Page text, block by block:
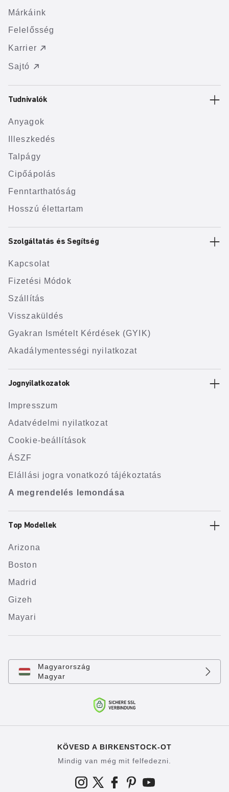
Márkáink
Felelősség
Karrier
Sajtó
Tudnivalók
Anyagok
Illeszkedés
Talpágy
Cipőápolás
Fenntarthatóság
Hosszú élettartam
Szolgáltatás és Segítség
Kapcsolat
Fizetési Módok
Szállítás
Visszaküldés
Gyakran Ismételt Kérdések (GYIK)
Akadálymentességi nyilatkozat
Jognyilatkozatok
Impresszum
Adatvédelmi nyilatkozat
Cookie-beállítások
ÁSZF
Elállási jogra vonatkozó tájékoztatás
A megrendelés lemondása
Top Modellek
Arizona
Boston
Madrid
Gizeh
Mayari
Magyarország
Magyar
KÖVESD A BIRKENSTOCK-OT
Mindig van még mit felfedezni.